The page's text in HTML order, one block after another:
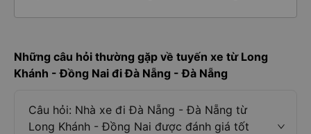
Những câu hỏi thường gặp về tuyến xe từ Long
Khánh - Đồng Nai đi Đà Nẵng - Đà Nẵng
Câu hỏi: Nhà xe đi Đà Nẵng - Đà Nẵng từ
Long Khánh - Đồng Nai được đánh giá tốt